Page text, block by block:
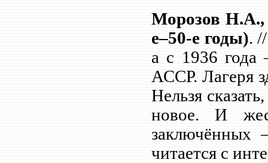
Морозов
е–50-е годы).
а с 1936 года
АССР. Лагеря
Нельзя
новое. И
заключённых
читается с